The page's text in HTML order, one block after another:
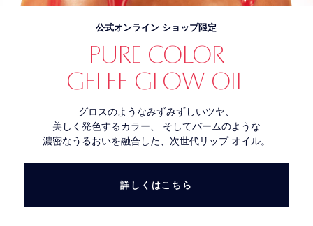
公式オンライン ショップ限定
PURE COLOR
GELEE GLOW OIL
グロスのようなみずみずしいツヤ、
美しく発色するカラー、 そしてバームのような
濃密なうるおいを融合した、次世代リップ オイル。
詳しくはこちら